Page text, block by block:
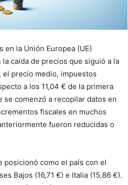
en la Unión Europea (UE)
caída de precios que siguió a la
precio medio, impuestos
a los 11,04 € de la primera
se comenzó a recopilar datos en
fiscales en muchos
fueron reducidas o
posicionó como el país con el
Bajos (16,71 €) e Italia (15,86 €).